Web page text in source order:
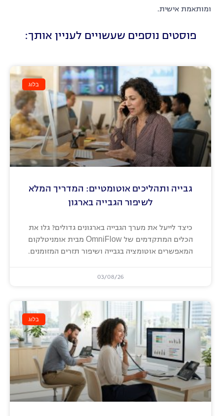
ומותאמת אישית.
פוסטים נוספים שעשויים לעניין אותך:
בלוג
גבייה ותהליכים אוטומטיים: המדריך המלא
לשיפור הגבייה בארגון
כיצד לייעל את מערך הגבייה בארגונים גדולים? גלו את
הכלים המתקדמים של OmniFlow מבית אומניטלקום
המאפשרים אוטומציה בגבייה ושיפור תזרים המזומנים.
03/08/26
בלוג